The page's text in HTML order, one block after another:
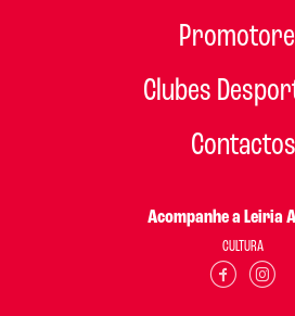
Clubes
Contactos
Acompanhe a Leiria
CULTURA